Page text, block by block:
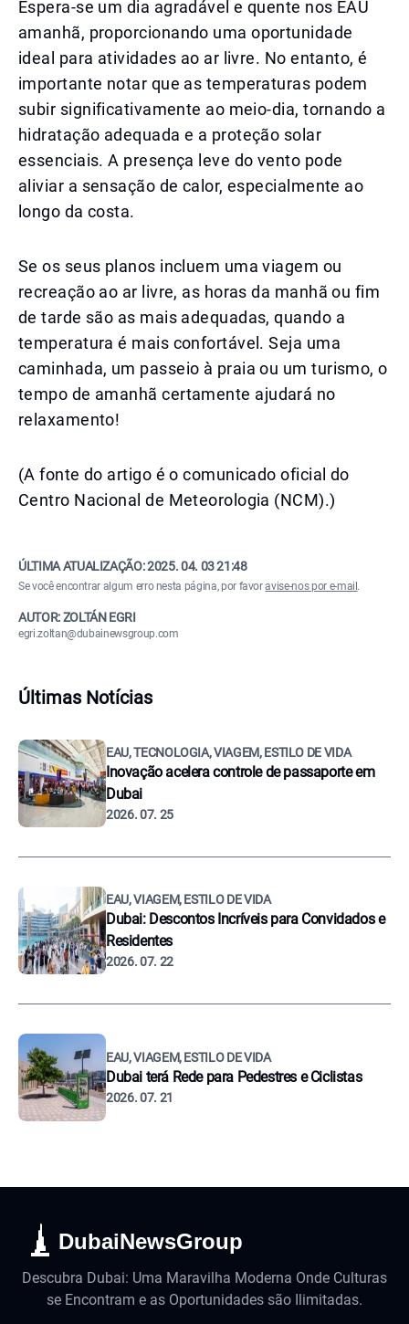
Espera-se um dia agradável e quente nos EAU
amanhã, proporcionando uma oportunidade
ideal para atividades ao ar livre. No entanto, é
importante notar que as temperaturas podem
subir significativamente ao meio-dia, tornando a
hidratação adequada e a proteção solar
essenciais. A presença leve do vento pode
aliviar a sensação de calor, especialmente ao
longo da costa.
Se os seus planos incluem uma viagem ou
recreação ao ar livre, as horas da manhã ou fim
de tarde são as mais adequadas, quando a
temperatura é mais confortável. Seja uma
caminhada, um passeio à praia ou um turismo, o
tempo de amanhã certamente ajudará no
relaxamento!
(A fonte do artigo é o comunicado oficial do
Centro Nacional de Meteorologia (NCM).)
ÚLTIMA ATUALIZAÇÃO:2025. 04. 03 21:48
Se você encontrar algum erro nesta página, por favoravise-nos por e-mail .
AUTOR: ZOLTÁN EGRI
egri.zoltan@dubainewsgroup.com
Últimas Notícias
EAU, TECNOLOGIA, VIAGEM, ESTILO DE VIDA
Inovação acelera controle de passaporte em
Dubai
2026. 07. 25
EAU, VIAGEM, ESTILO DE VIDA
Dubai: Descontos Incríveis para Convidados e
Residentes
2026. 07. 22
EAU, VIAGEM, ESTILO DE VIDA
Dubai terá Rede para Pedestres e Ciclistas
2026. 07. 21
DubaiNewsGroup
Descubra Dubai: Uma Maravilha Moderna Onde Culturas
se Encontram e as Oportunidades são Ilimitadas.